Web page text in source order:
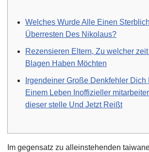
Welches Wurde Alle Einen
Überresten Des Nikolaus?
Rezensieren Eltern, Zu welcher
Blagen Haben Möchten
Irgendeiner Große Denkfehler Dich
Einem Leben Inoffizieller
dieser stelle Und Jetzt Reißt
Im gegensatz zu alleinstehenden